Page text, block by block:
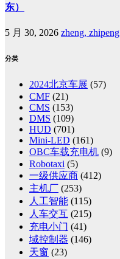
东）
5 月 30, 2026 zheng, zhipeng
分类
2024北京车展 (57)
CMF (21)
CMS (153)
DMS (109)
HUD (701)
Mini-LED (161)
OBC车载充电机 (9)
Robotaxi (5)
一级供应商 (412)
主机厂 (253)
人工智能 (115)
人车交互 (215)
充电小门 (41)
域控制器 (146)
天窗 (23)